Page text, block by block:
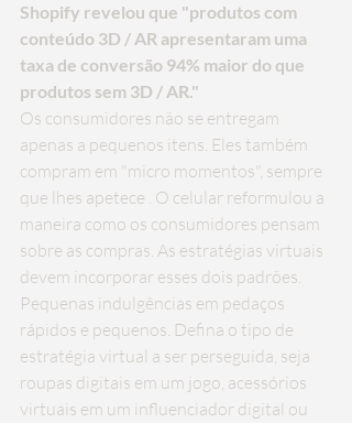
Shopify revelou que "produtos com
conteúdo 3D / AR apresentaram uma
taxa de conversão 94% maior do que
produtos sem 3D / AR."
Os consumidores não se entregam
apenas a pequenos itens. Eles também
compram em "micro momentos", sempre
que lhes apetece . O celular reformulou a
maneira como os consumidores pensam
sobre as compras. As estratégias virtuais
devem incorporar esses dois padrões.
Pequenas indulgências em pedaços
rápidos e pequenos. Defina o tipo de
estratégia virtual a ser perseguida, seja
roupas digitais em um jogo, acessórios
virtuais em um influenciador digital ou